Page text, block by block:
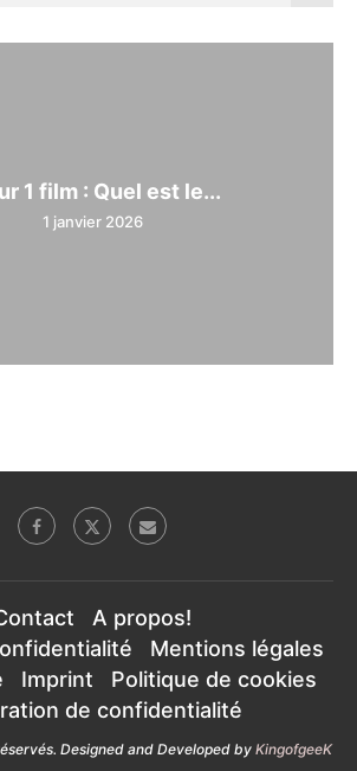
1 film : Quel est le...
1 janvier 2026
A propos!
Mentions légales
Imprint
Politique de cookies
de confidentialité
Designed and Developed by KingofgeeK